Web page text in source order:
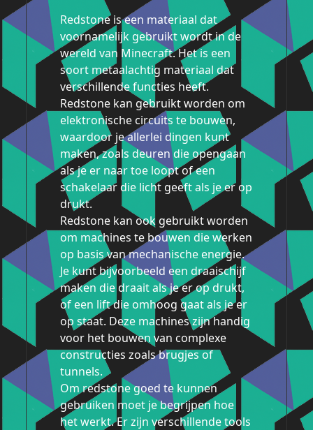
Redstone is een materiaal dat
voornamelijk gebruikt wordt in de
wereld van Minecraft. Het is een
soort metaalachtig materiaal dat
verschillende functies heeft.
Redstone kan gebruikt worden om
elektronische circuits te bouwen,
waardoor je allerlei dingen kunt
maken, zoals deuren die opengaan
als je er naar toe loopt of een
schakelaar die licht geeft als je er op
drukt.
Redstone kan ook gebruikt worden
om machines te bouwen die werken
op basis van mechanische energie.
Je kunt bijvoorbeeld een draaischijf
maken die draait als je er op drukt,
of een lift die omhoog gaat als je er
op staat. Deze machines zijn handig
voor het bouwen van complexe
constructies zoals brugjes of
tunnels.
Om redstone goed te kunnen
gebruiken moet je begrijpen hoe
het werkt. Er zijn verschillende tools